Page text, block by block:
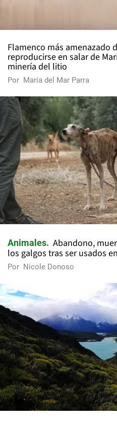
Flamenco más amenazado
reproducirse en salar de
minería del litio
Por María del Mar Parra
Animales
Abandono,
los galgos tras ser usados
Por Nicole Donoso